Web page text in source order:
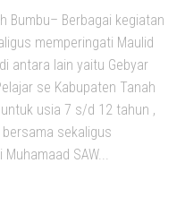
Bumbu– Berbagai kegiatan
memperingati Maulid
antara lain yaitu Gebyar
se Kabupaten Tanah
usia 7 s/d 12 tahun ,
sekaligus
SAW...